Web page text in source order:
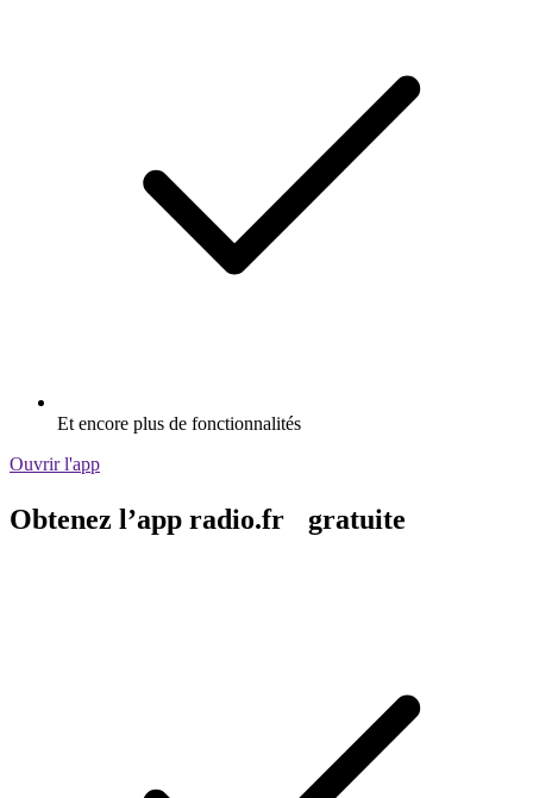
Et encore plus de fonctionnalités
Ouvrir l'app
Obtenez l’app radio.fr gratuite